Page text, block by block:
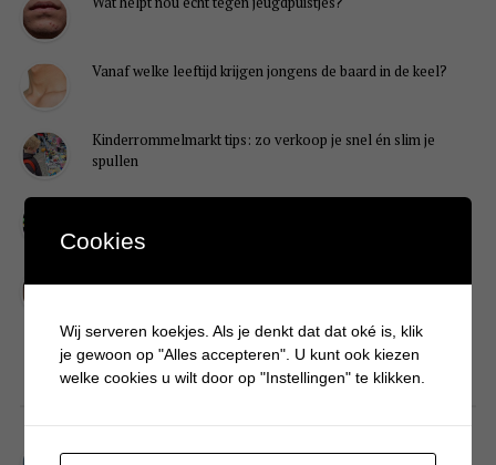
Vanaf welke leeftijd krijgen jongens de baard in de keel?
Kinderrommelmarkt tips: zo verkoop je snel én slim je
spullen
DIY
Simpele DIY: Maak een geurroos van watten
Cookies
Wij serveren koekjes. Als je denkt dat dat oké is, klik
je gewoon op "Alles accepteren". U kunt ook kiezen
welke cookies u wilt door op "Instellingen" te klikken.